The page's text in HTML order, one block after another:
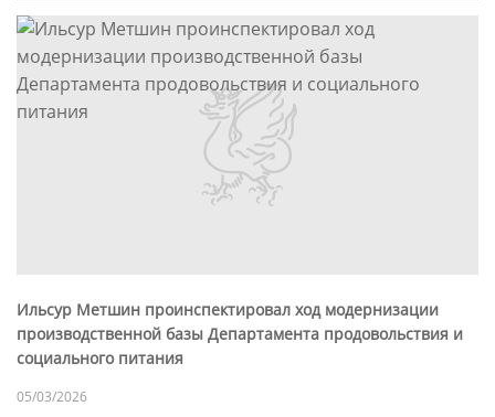
Ильсур Метшин проинспектировал ход модернизации
производственной базы Департамента продовольствия и
социального питания
05/03/2026